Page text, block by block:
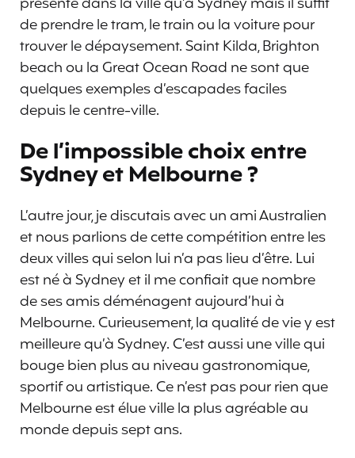
de prendre le tram, le train ou la voiture pour
trouver le dépaysement. Saint Kilda, Brighton
beach ou la Great Ocean Road ne sont que
quelques exemples d’escapades faciles
depuis le centre-ville.
De l’impossible choix entre
Sydney et Melbourne ?
L’autre jour, je discutais avec un ami Australien
et nous parlions de cette compétition entre les
deux villes qui selon lui n’a pas lieu d’être. Lui
est né à Sydney et il me confiait que nombre
de ses amis déménagent aujourd’hui à
Melbourne. Curieusement, la qualité de vie y est
meilleure qu’à Sydney. C’est aussi une ville qui
bouge bien plus au niveau gastronomique,
sportif ou artistique. Ce n’est pas pour rien que
Melbourne est élue ville la plus agréable au
monde depuis sept ans.